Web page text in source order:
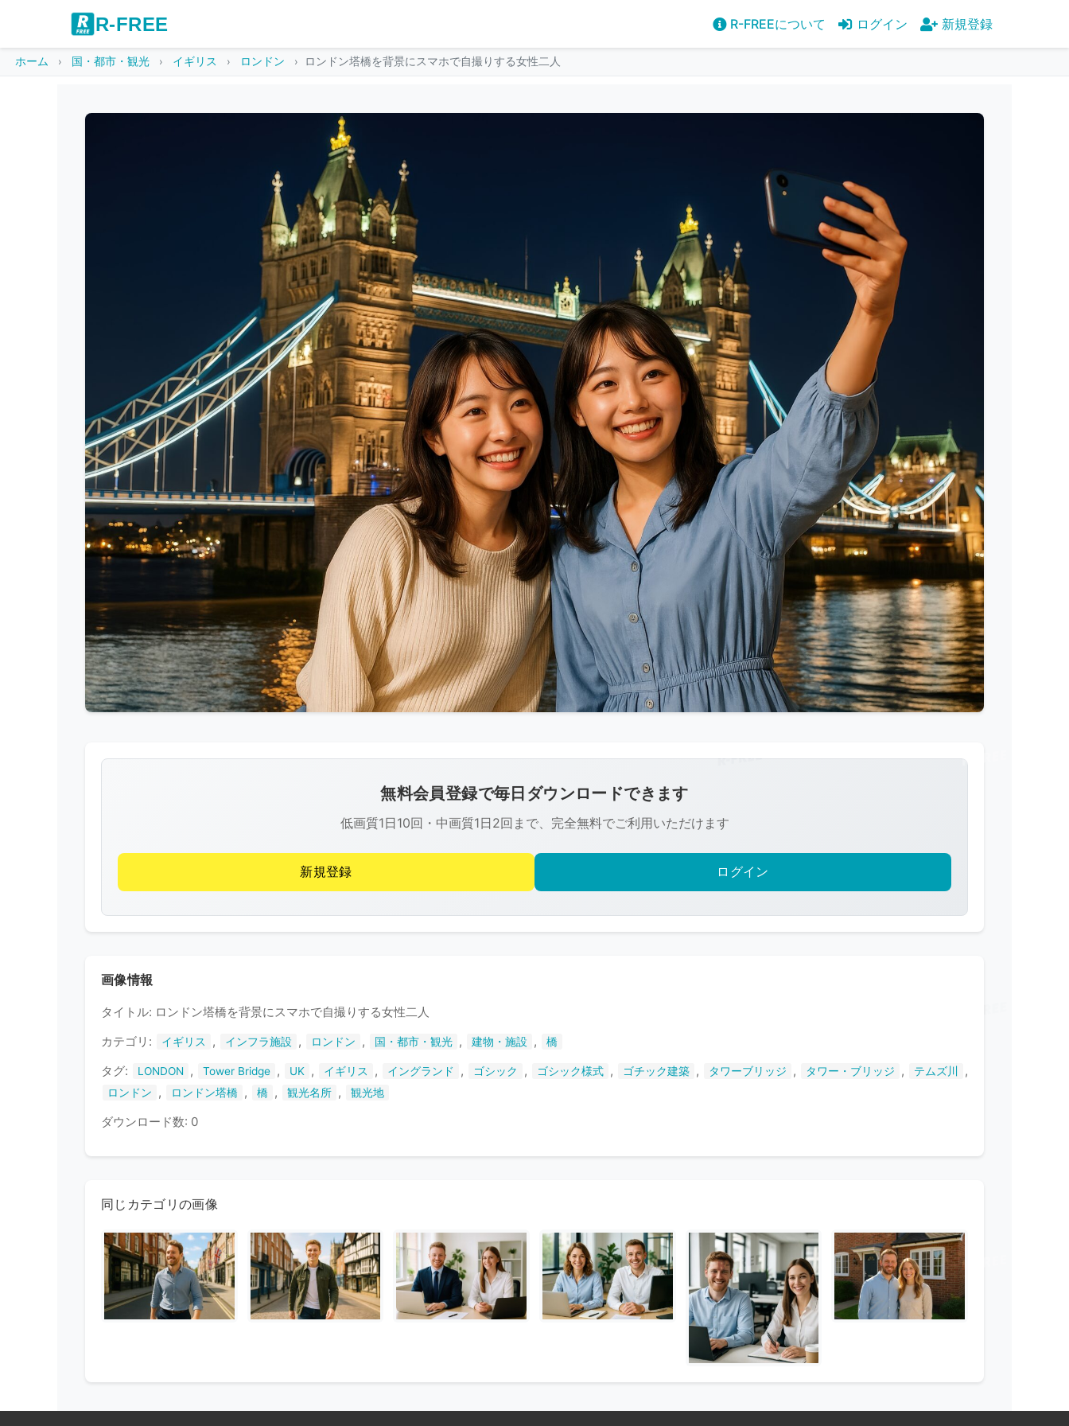
R-FREE R-FREEについて ログイン 新規登録
ホーム 国・都市・観光 イギリス ロンドン ロンドン塔橋を背景にスマホで自撮りする女性二人
像
R-
FREE
著
作
権
れ
て
無料会員登録で毎日ダウンロードできます
低画質1日10回・中画質1日2回まで、完全無料でご利用いただけます
新規登録 ログイン
画像情報
タイトル: ロンドン塔橋を背景にスマホで自撮りする女性二人
カテゴリ:
イギリス , インフラ施設 , ロンドン , 国・都市・観光 , 建物・施設 , 橋
タグ: LONDON , Tower Bridge , UK , イギリス , イングランド , ゴシック , ゴシック様式 , ゴチック建築 , タワーブリッジ , タワー・ブリッジ , テムズ川 ,
ロンドン , ロンドン塔橋 , 橋 , 観光名所 , 観光地
ダウンロード数: 0
同じカテゴリの画像